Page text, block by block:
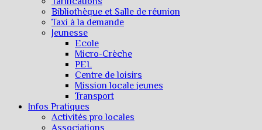
Bibliothèque et Salle de réunion
Taxi à la demande
Jeunesse
Ecole
Micro-Crèche
PEL
Centre de loisirs
Mission locale jeunes
Transport
Infos Pratiques
Activités pro locales
Associations